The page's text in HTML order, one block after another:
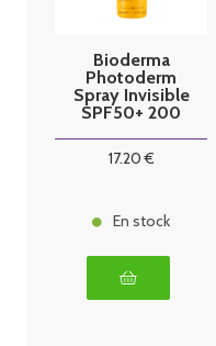
Bioderma
Photoderm
Spray Invisible
SPF50+ 200
17.20€
En stock